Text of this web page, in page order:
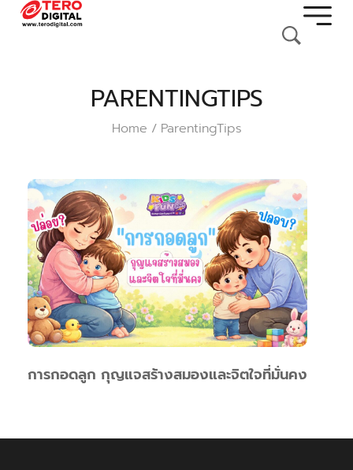
PARENTINGTIPS
Home / ParentingTips
การกอดลูก กุญแจสร้างสมองและจิตใจที่มั่นคง